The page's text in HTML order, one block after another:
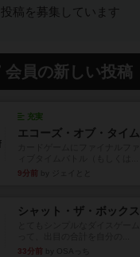
投稿を募集しています
会員の新しい投稿
充実
エコーズ・オブ・タイム
9分前
シャット・ザ・ボックス
33分前